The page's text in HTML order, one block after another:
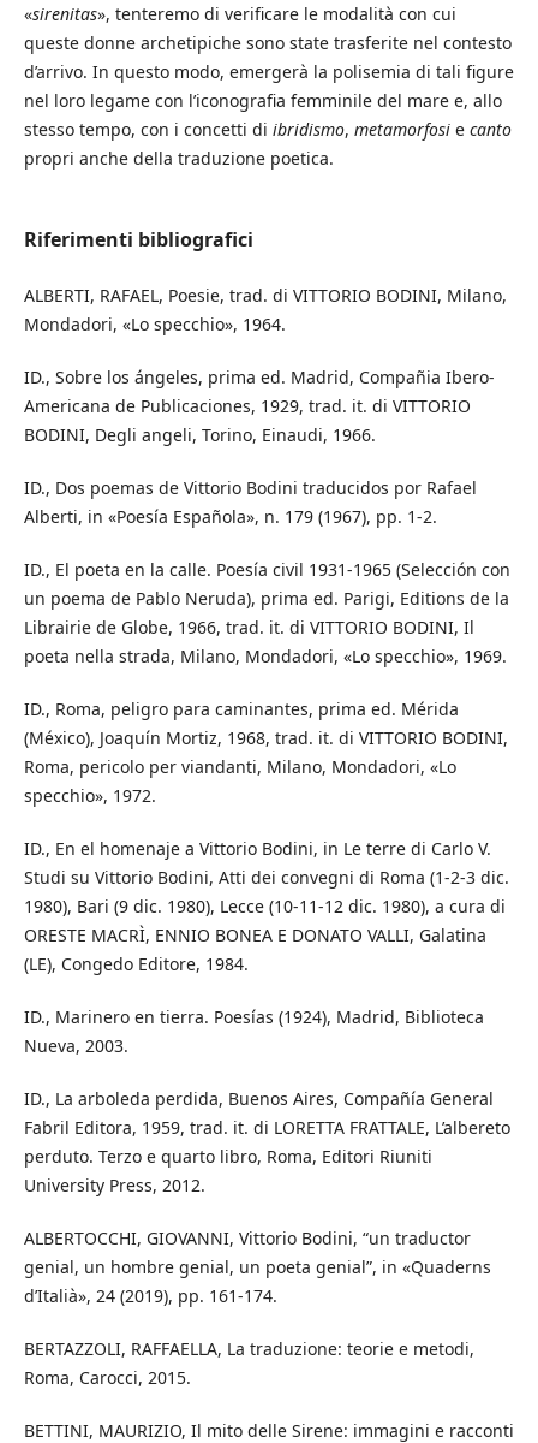
«sirenitas», tenteremo di verificare le modalità con cui
queste donne archetipiche sono state trasferite nel contesto
d’arrivo. In questo modo, emergerà la polisemia di tali figure
nel loro legame con l’iconografia femminile del mare e, allo
stesso tempo, con i concetti di ibridismo, metamorfosie canto
propri anche della traduzione poetica.
Riferimenti bibliografici
ALBERTI, RAFAEL, Poesie, trad. di VITTORIO BODINI, Milano,
Mondadori, «Lo specchio», 1964.
ID., Sobre los ángeles, prima ed. Madrid, Compañia Ibero-
Americana de Publicaciones, 1929, trad. it. di VITTORIO
BODINI, Degli angeli, Torino, Einaudi, 1966.
ID., Dos poemas de Vittorio Bodini traducidos por Rafael
Alberti, in «Poesía Española», n. 179 (1967), pp. 1-2.
ID., El poeta en la calle. Poesía civil 1931-1965 (Selección con
un poema de Pablo Neruda), prima ed. Parigi, Editions de la
Librairie de Globe, 1966, trad. it. di VITTORIO BODINI, Il
poeta nella strada, Milano, Mondadori, «Lo specchio», 1969.
ID., Roma, peligro para caminantes, prima ed. Mérida
(México), Joaquín Mortiz, 1968, trad. it. di VITTORIO BODINI,
Roma, pericolo per viandanti, Milano, Mondadori, «Lo
specchio», 1972.
ID., En el homenaje a Vittorio Bodini, in Le terre di Carlo V.
Studi su Vittorio Bodini, Atti dei convegni di Roma (1-2-3 dic.
1980), Bari (9 dic. 1980), Lecce (10-11-12 dic. 1980), a cura di
ORESTE MACRÌ, ENNIO BONEA E DONATO VALLI, Galatina
(LE), Congedo Editore, 1984.
ID., Marinero en tierra. Poesías (1924), Madrid, Biblioteca
Nueva, 2003.
ID., La arboleda perdida, Buenos Aires, Compañía General
Fabril Editora, 1959, trad. it. di LORETTA FRATTALE, L’albereto
perduto. Terzo e quarto libro, Roma, Editori Riuniti
University Press, 2012.
ALBERTOCCHI, GIOVANNI, Vittorio Bodini, “un traductor
genial, un hombre genial, un poeta genial”, in «Quaderns
d’Italià», 24 (2019), pp. 161-174.
BERTAZZOLI, RAFFAELLA, La traduzione: teorie e metodi,
Roma, Carocci, 2015.
BETTINI, MAURIZIO, Il mito delle Sirene: immagini e racconti